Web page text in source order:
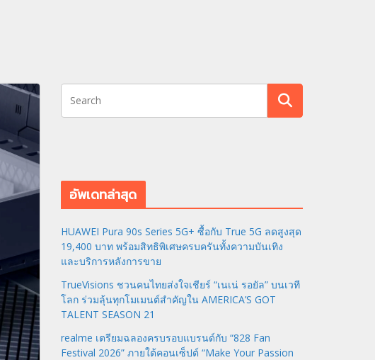
อัพเดทล่าสุด
HUAWEI Pura 90s Series 5G+ ซื้อกับ True 5G ลดสูงสุด
19,400 บาท พร้อมสิทธิพิเศษครบครันทั้งความบันเทิง
และบริการหลังการขาย
TrueVisions ชวนคนไทยส่งใจเชียร์ “เนเน่ รอยัล” บนเวที
โลก ร่วมลุ้นทุกโมเมนต์สำคัญใน AMERICA’S GOT
TALENT SEASON 21
realme เตรียมฉลองครบรอบแบรนด์กับ “828 Fan
Festival 2026” ภายใต้คอนเซ็ปต์ “Make Your Passion